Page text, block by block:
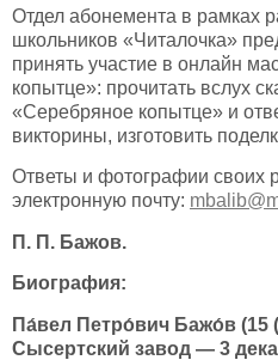
Отдел абонемента в рамках
школьников «Читалочка»
принять участие в онлайн
копытце»: прочитать вслух
«Серебряное копытце» и
викторины, изготовить
Ответы и фотографии своих
электронную почту:
П. П. Бажов.
Биография:
Па́вел Петро́вич Бажо́в (15
Сысертский завод — 3